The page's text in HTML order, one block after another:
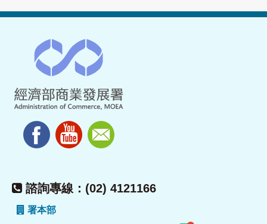
諮詢專線：(02) 4121166
署本部